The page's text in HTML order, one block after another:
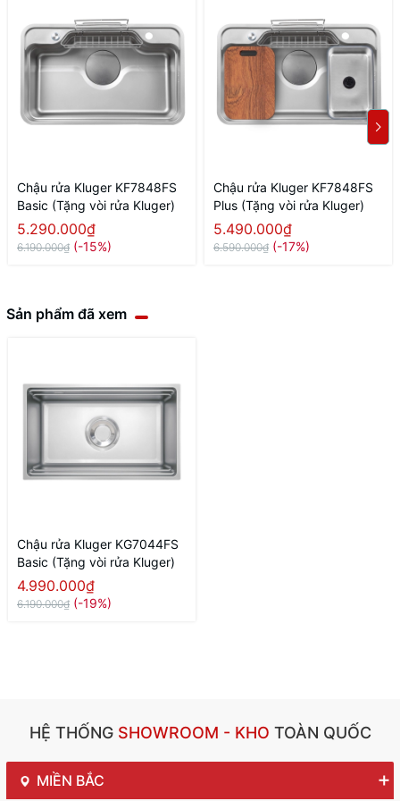
Chậu rửa Kluger KF7848FS
Basic (Tặng vòi rửa Kluger)
5.290.000₫
6.190.000₫ (-15%)
Chậu rửa Kluger KF7848FS
Plus (Tặng vòi rửa Kluger)
5.490.000₫
6.590.000₫ (-17%)
Sản phẩm đã xem
Chậu rửa Kluger KG7044FS
Basic (Tặng vòi rửa Kluger)
4.990.000₫
6.190.000₫ (-19%)
HỆ THỐNGSHOWROOM - KHO TOÀN QUỐC
MIỀN BẮC